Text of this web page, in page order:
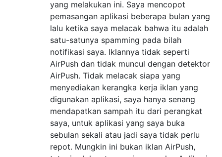
yang melakukan ini. Saya mencopot
pemasangan aplikasi beberapa bulan yang
lalu ketika saya melacak bahwa itu adalah
satu-satunya spamming pada bilah
notifikasi saya. Iklannya tidak seperti
AirPush dan tidak muncul dengan detektor
AirPush. Tidak melacak siapa yang
menyediakan kerangka kerja iklan yang
digunakan aplikasi, saya hanya senang
mendapatkan sampah itu dari perangkat
saya, untuk aplikasi yang saya buka
sebulan sekali atau jadi saya tidak perlu
repot. Mungkin ini bukan iklan AirPush,